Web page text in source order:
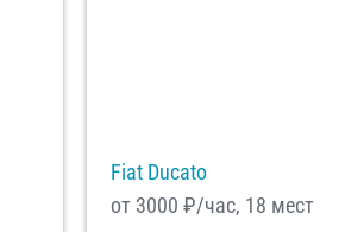
Fiat Ducato
от 3000 ₽/час, 18 мест